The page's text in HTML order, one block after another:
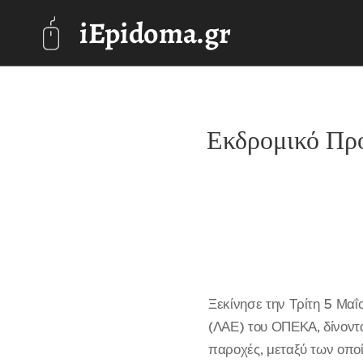
iEpidoma.gr
Εκδρομικό
Ξεκίνησε την Τρίτη 5
(ΛΑΕ) του ΟΠΕΚΑ,
παροχές, μεταξύ των